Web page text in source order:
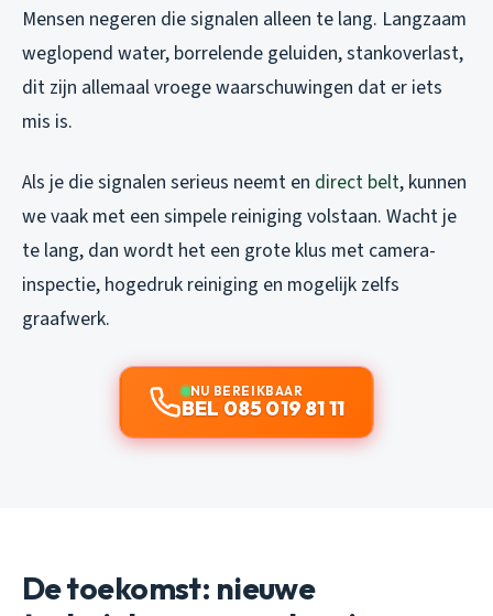
Mensen negeren die signalen alleen te lang. Langzaam
weglopend water, borrelende geluiden, stankoverlast,
dit zijn allemaal vroege waarschuwingen dat er iets
mis is.
Als je die signalen serieus neemt en direct belt, kunnen
we vaak met een simpele reiniging volstaan. Wacht je
te lang, dan wordt het een grote klus met camera-
inspectie, hogedruk reiniging en mogelijk zelfs
graafwerk.
NU BEREIKBAAR
BEL 085 019 81 11
De toekomst: nieuwe